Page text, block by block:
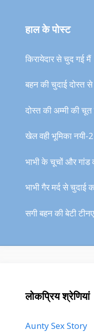
हाल के पोस्ट
किरायेदार से चुद गई मैं
बहन की चुदाई दोस्त
दोस्त की अम्मी की चूत
खेल वही भूमिका नयी-2
भाभी के चूचों और गांड
भाभी गैर मर्द से चुदाई
सगी बहन की बेटी
लोकप्रिय श्रेणियां
Aunty Sex Story